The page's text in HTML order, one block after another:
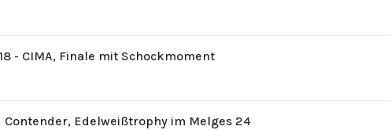
- CIMA, Finale mit Schockmoment
Edelweißtrophy im Melges 24